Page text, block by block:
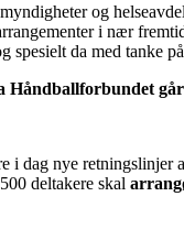
og
i nær
spesielt da med tanke
i dag nye retningslinjer
deltakere skal